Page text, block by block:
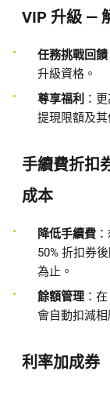
VIP 升級 —
任務挑戰回饋
升級資格。
尊享福利 ：
提現限額及其
手續費折扣
成本
降低手續費
50% 折扣券
為止。
餘額管理 ：
會自動扣減相
利率加成券